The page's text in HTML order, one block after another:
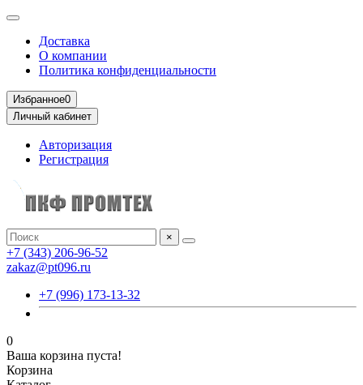
Доставка
О компании
Политика конфиденциальности
Избранное0
Личный кабинет
Авторизация
Регистрация
×
+7 (343) 206-96-52
zakaz@pt096.ru
+7 (996) 173-13-32
0
Ваша корзина пуста!
Корзина